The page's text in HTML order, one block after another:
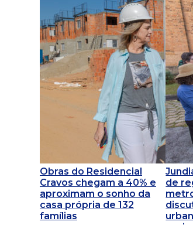
Obras do Residencial
Cravos chegam a 40% e
aproximam o sonho da
casa própria de 132
famílias
de